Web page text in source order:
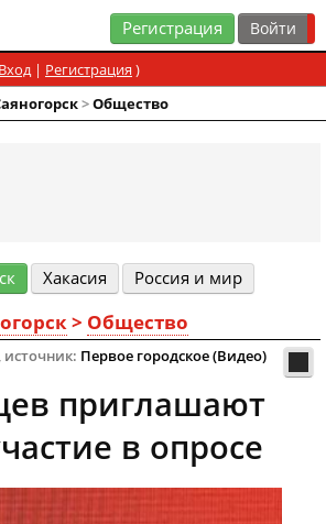
Регистрация
Вход| Регистрация )
>Общество
Хакасия Россия и мир
> Общество
, источник: Первое городское (Видео)
приглашают
в опросе